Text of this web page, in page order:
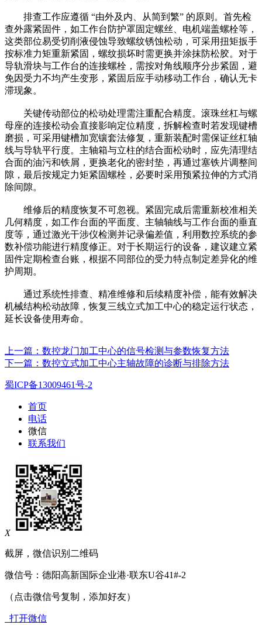
排查工作应遵循 “由外及内、从简到繁” 的原则。首先检
查外露紧固件，如工作台防护罩固定螺丝、电机端盖螺栓等，
这类部位易受切削液侵蚀导致螺纹锈蚀松动，可采用扭矩扳手
按标准力矩重新紧固，螺纹损坏时需更换并涂抹防松胶。对于
导轨滑块与工作台的连接螺栓，需按对角线顺序分步紧固，避
免因受力不均产生变形，紧固后应手动移动工作台，确认无卡
滞现象。
关键传动部位的松动处理需注重配合精度。滚珠丝杠与螺
母座的连接松动会直接影响定位精度，拆解检查时若发现键槽
磨损，可采用键槽加宽镶套法修复，重新装配时需保证丝杠轴
线与导轨平行度。主轴箱与立柱的结合面松动时，应先清理结
合面的油污和铁屑，更换老化的密封垫，再通过塞铁片调整间
隙，最后按规定力矩紧固螺栓，必要时采用预紧拉伸的方式消
除间隙。
维修后的精度恢复不可忽视。紧固完成后需重新校准相关
几何精度，如工作台面的平面度、主轴轴线与工作台面的垂直
度等，通过激光干涉仪检测并记录偏差值，利用数控系统的参
数补偿功能进行精度修正。对于长期运行的设备，建议建立紧
固件定期检查台账，根据不同部位的受力特点制定差异化的维
护周期。
通过系统性排查、精准维修和后续精度补偿，能有效解决
机械结构松动故障，恢复三线立式加工中心的稳定运行状态，
延长设备使用寿命。
上一篇：数控龙门加工中心的信号检测与参数恢复方法
下一篇：数控立式加工中心主轴故障的诊断与排除方法
蜀ICP备13009461号-2
首页
电话
微信
联系我们
X
截屏，微信识别二维码
微信号： 德阳高新国际企业港·联东U谷41#-2
（点击微信号复制，添加好友）
打开微信